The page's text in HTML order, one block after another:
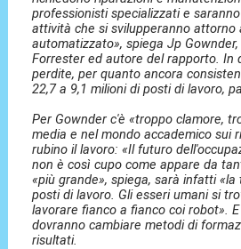
professionisti specializzati e
attività che si svilupperanno attorno
automatizzato», spiega Jp
Forrester ed autore del rapporto. In
perdite, per quanto ancora
22,7 a 9,1 milioni di posti di lavoro,
Per Gownder c'è «troppo clamore,
media e nel mondo accademico sui
rubino il lavoro: «Il futuro
non è così cupo come appare da
«più grande», spiega, sarà infatti
posti di lavoro. Gli esseri umani si
lavorare fianco a fianco coi robot».
dovranno cambiare metodi di
risultati.